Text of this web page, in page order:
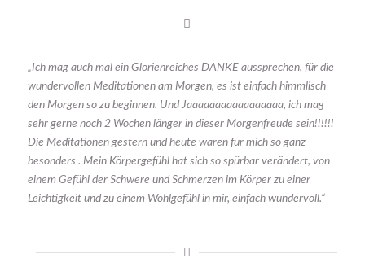
„Ich mag auch mal ein Glorienreiches DANKE aussprechen, für die
wundervollen Meditationen am Morgen, es ist einfach himmlisch
den Morgen so zu beginnen. Und Jaaaaaaaaaaaaaaaaa, ich mag
sehr gerne noch 2 Wochen länger in dieser Morgenfreude sein!!!!!!
Die Meditationen gestern und heute waren für mich so ganz
besonders . Mein Körpergefühl hat sich so spürbar verändert, von
einem Gefühl der Schwere und Schmerzen im Körper zu einer
Leichtigkeit und zu einem Wohlgefühl in mir, einfach wundervoll.“